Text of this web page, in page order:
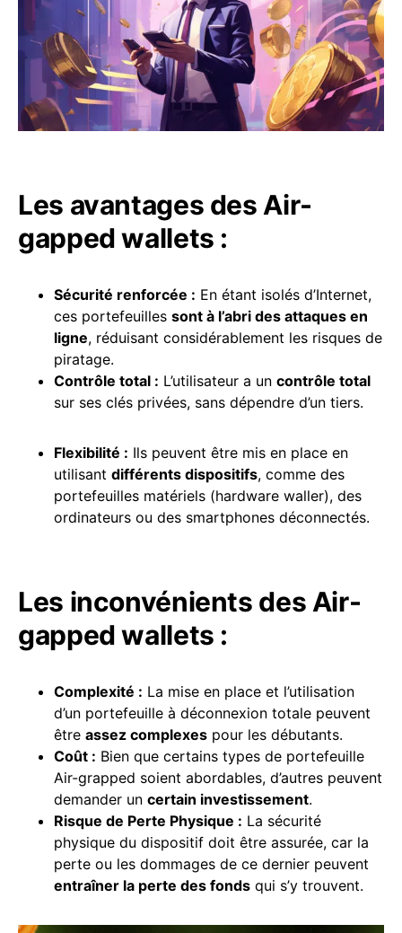
Les avantages des Air-
gapped wallets :
Sécurité renforcée : En étant isolés d’Internet,
ces portefeuilles sont à l’abri des attaques en
ligne, réduisant considérablement les risques de
piratage.
Contrôle total : L’utilisateur a un contrôle total
sur ses clés privées, sans dépendre d’un tiers.
Flexibilité : Ils peuvent être mis en place en
utilisant différents dispositifs, comme des
portefeuilles matériels (hardware waller), des
ordinateurs ou des smartphones déconnectés.
Les inconvénients des Air-
gapped wallets :
Complexité : La mise en place et l’utilisation
d’un portefeuille à déconnexion totale peuvent
être assez complexes pour les débutants.
Coût : Bien que certains types de portefeuille
Air-grapped soient abordables, d’autres peuvent
demander un certain investissement.
Risque de Perte Physique : La sécurité
physique du dispositif doit être assurée, car la
perte ou les dommages de ce dernier peuvent
entraîner la perte des fonds qui s’y trouvent.